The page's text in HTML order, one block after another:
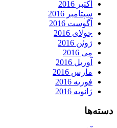
اکتبر 2016
سپتامبر 2016
آگوست 2016
جولای 2016
ژوئن 2016
می 2016
آوریل 2016
مارس 2016
فوریه 2016
ژانویه 2016
دسته‌ها